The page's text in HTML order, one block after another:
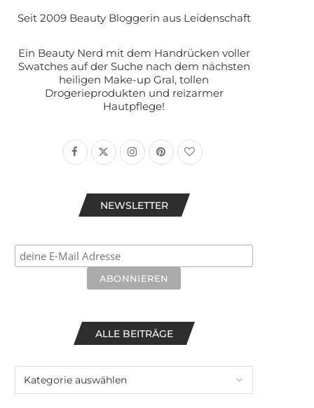
Seit 2009 Beauty Bloggerin aus Leidenschaft
Ein Beauty Nerd mit dem Handrücken voller
Swatches auf der Suche nach dem nächsten
heiligen Make-up Gral, tollen
Drogerieprodukten und reizarmer
Hautpflege!
NEWSLETTER
ALLE BEITRÄGE